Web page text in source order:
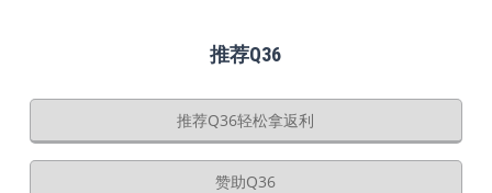
推荐Q36
推荐Q36轻松拿返利
赞助Q36